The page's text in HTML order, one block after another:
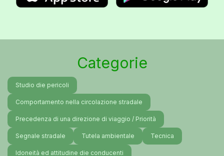
Categorie
Studio die pericoli
Comportamento nella circolazione stradale
Precedenza di una direzione di viaggio / Priorità
Segnale stradale Tutela ambientale Tecnica
Idoneità ed attitudine die conducenti